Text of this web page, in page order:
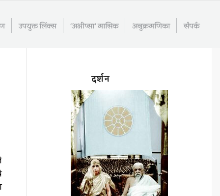
उपयुक्त लिंक्स ‘अभीप्सा’ मासिक अनुक्रमणिका संपर्क
दर्शन